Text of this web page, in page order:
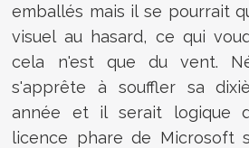
emballés mais il se pourrait
visuel au hasard, ce qui
cela n'est que du vent.
s'apprête à souffler sa
année et il serait logique
licence phare de Microsoft